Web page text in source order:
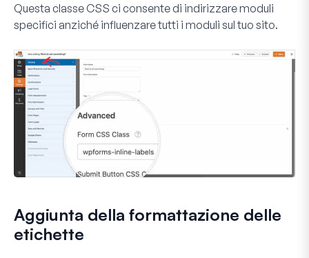
Questa classe CSS ci consente di indirizzare moduli
specifici anziché influenzare tutti i moduli sul tuo sito.
Aggiunta della formattazione delle
etichette